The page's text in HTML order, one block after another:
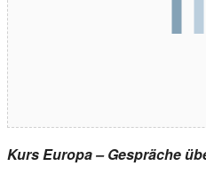
Kurs Europa – Gespräche